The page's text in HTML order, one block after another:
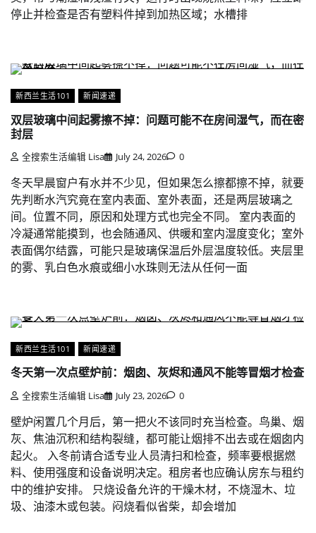
停止并检查是否有塑料件掉到加热区域；水槽排
新西兰生活101 新闻速递
双层玻璃中间起雾擦不掉：问题可能不在房间湿气，而在密
封层
全搜索生活编辑 Lisa July 24, 2026 0
冬天早晨窗户有水并不少见，但如果怎么擦都擦不掉，就要
先判断水汽究竟在室内表面、室外表面，还是两层玻璃之
间。位置不同，原因和处理方式也完全不同。 室内表面的
冷凝通常能摸到，也会随通风、供暖和室内湿度变化；室外
表面偶尔结露，可能只是玻璃保温后外层温度较低。夹层里
的雾、乳白色水痕或细小水珠则无法从任何一面
新西兰生活101 新闻速递
冬天第一次点壁炉前：烟囱、灰烬和通风不能等冒烟才检查
全搜索生活编辑 Lisa July 23, 2026 0
壁炉闲置几个月后，第一把火不该同时充当检查。鸟巢、烟
灰、焦油沉积和结构裂缝，都可能让烟排不出去或在烟囱内
起火。 入冬前请合适专业人员清扫和检查，频率要根据燃
料、使用强度和设备说明决定。租房者也应确认房东与租约
中的维护安排。 只烧设备允许的干燥木材，不烧湿木、垃
圾、油漆木或包装。闷烧看似省柴，却会增加